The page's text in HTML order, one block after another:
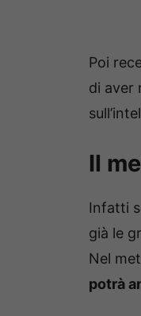
Poi
di aver
Il
Infatti
già le
Nel
potrà